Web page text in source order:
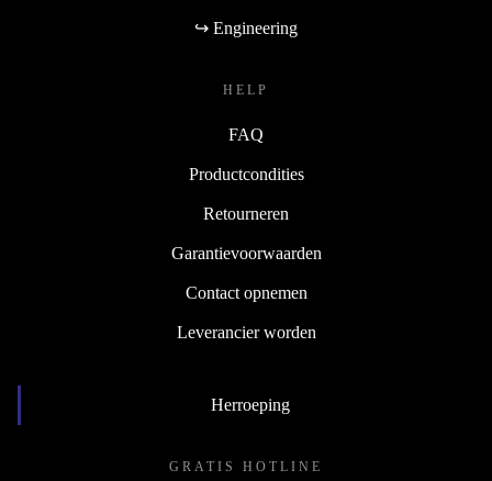
↪ Engineering
HELP
FAQ
Productcondities
Retourneren
Garantievoorwaarden
Contact opnemen
Leverancier worden
Herroeping
GRATIS HOTLINE